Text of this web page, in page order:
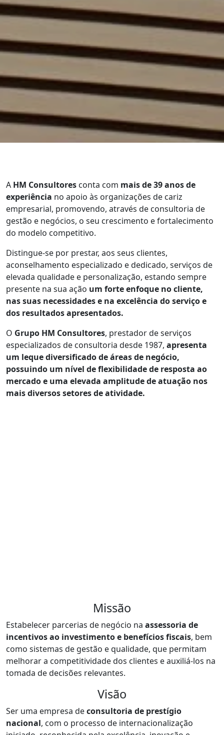
A HM Consultores conta com mais de 39 anos de
experiência no apoio às organizações de cariz
empresarial, promovendo, através de consultoria de
gestão e negócios, o seu crescimento e fortalecimento
do modelo competitivo.
Distingue-se por prestar, aos seus clientes,
aconselhamento especializado e dedicado, serviços de
elevada qualidade e personalização, estando sempre
presente na sua ação um forte enfoque no cliente,
nas suas necessidades e na excelência do serviço e
dos resultados apresentados.
O Grupo HM Consultores, prestador de serviços
especializados de consultoria desde 1987, apresenta
um leque diversificado de áreas de negócio,
possuindo um nível de flexibilidade de resposta ao
mercado e uma elevada amplitude de atuação nos
mais diversos setores de atividade.
Missão
Estabelecer parcerias de negócio na assessoria de
incentivos ao investimento e benefícios fiscais, bem
como sistemas de gestão e qualidade, que permitam
melhorar a competitividade dos clientes e auxiliá-los na
tomada de decisões relevantes.
Visão
Ser uma empresa deconsultoria de prestígio
nacional, com o processo de internacionalização